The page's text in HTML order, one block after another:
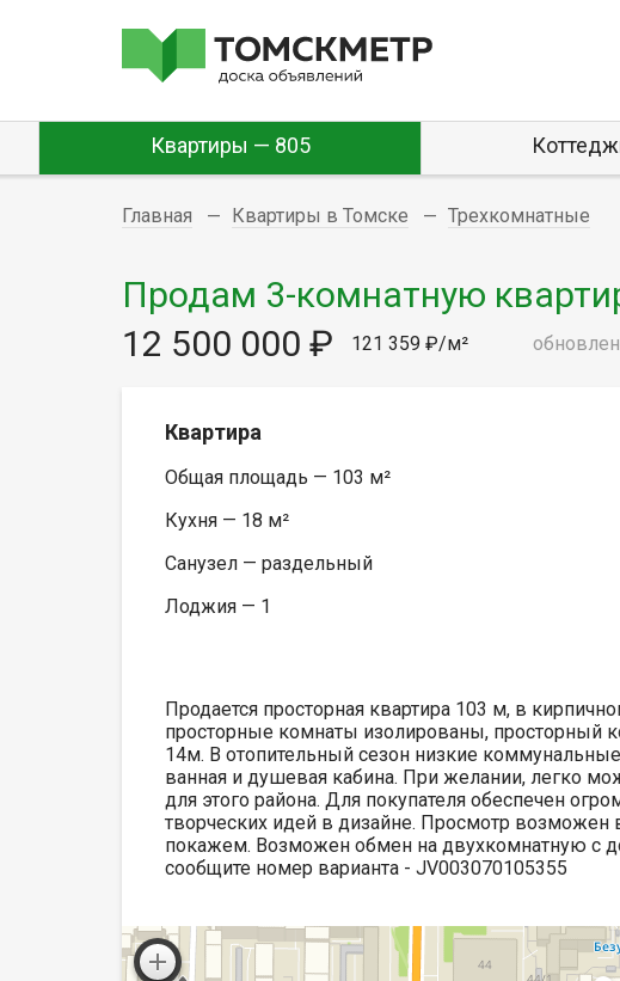
Квартиры — 805
Главная Квартиры в Томске Трехкомнатные
Продам 3-комнатную
12 500 000 ₽
121 359 ₽/м²
Квартира
Общая площадь — 103 м²
Кухня — 18 м²
Санузел — раздельный
Лоджия — 1
Продается просторная квартира 103 м, в
просторные комнаты изолированы, просторный
14м. В отопительный сезон низкие
ванная и душевая кабина. При желании, легко
для этого района. Для покупателя обеспечен
творческих идей в дизайне. Просмотр
покажем. Возможен обмен на двухкомнатную с
сообщите номер варианта - JV003070105355